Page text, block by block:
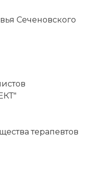
Сеченовского
терапевтов